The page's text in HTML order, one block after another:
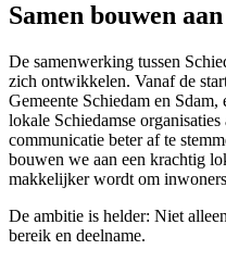
Samen bouwen
De samenwerking tussen
zich ontwikkelen. Vanaf de
Gemeente Schiedam en
lokale Schiedamse
communicatie beter af te
bouwen we aan een krachtig
makkelijker wordt om
De ambitie is helder: Niet
bereik en deelname.